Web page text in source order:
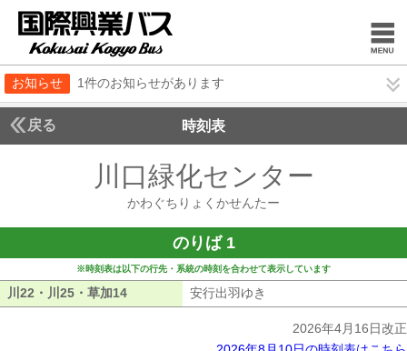
お知らせ 1件のお知らせがあります
戻る 時刻表
川口緑化センター
かわぐちりょくかせんたー
のりば 1
※時刻表は以下の行先・系統の時刻を合わせて表示しています
川22・川25・草加14 川22・川25・草加14
安行出羽ゆき
2026年4月16日改正